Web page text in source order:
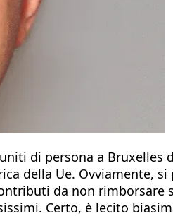
di persona a
della Ue. Ovviamente,
da non rimborsare
Certo, è lecito